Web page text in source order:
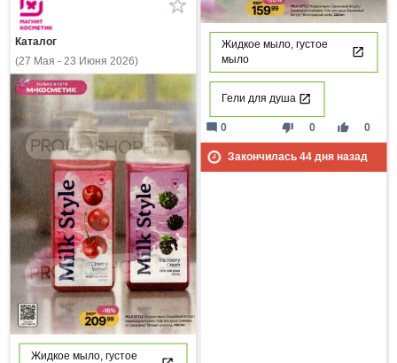
Жидкое мыло, густое
мыло
Гели для душа
thumb_down 0 thumb_up 0
mode_comment 0
Закончилась 44дня назад
Каталог
(27 Мая - 23 Июня 2026)
Жидкое мыло, густое